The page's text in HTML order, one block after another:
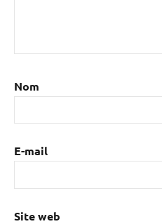
Nom
E-mail
Site web